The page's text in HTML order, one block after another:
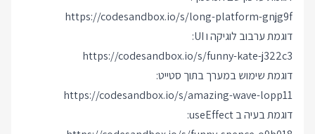
https://codesandbox.io/s/long-platform-gnjg9f
דוגמת ערבוב לוגיקה ו UI:
https://codesandbox.io/s/funny-kate-j322c3
דוגמת שימוש במערך בתוך סטייט:
https://codesandbox.io/s/amazing-wave-lopp11
דוגמת בעיה ב useEffect: